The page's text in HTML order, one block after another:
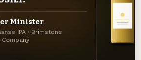
Minister
IPA · Brimstone
Company